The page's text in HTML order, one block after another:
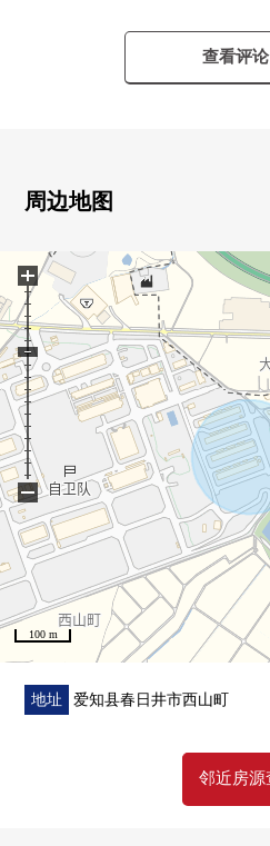
・已经确定测量
・土地面积约179.69平米(约
・没有建筑条件
房源的详细、需讨论是如有意向
查看评论
周边地图
100 m
+
−
地址 爱知县春日井市西山町
邻近房源